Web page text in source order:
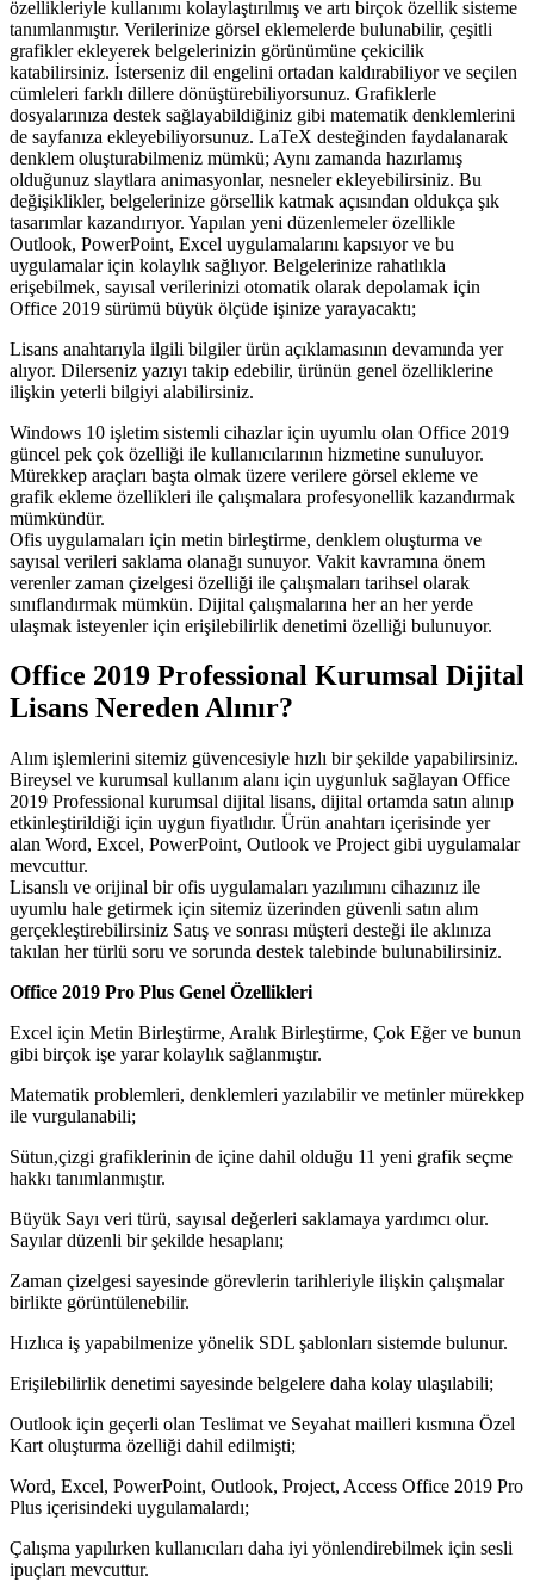
özellikleriyle kullanımı kolaylaştırılmış ve artı birçok özellik sisteme
tanımlanmıştır. Verilerinize görsel eklemelerde bulunabilir, çeşitli
grafikler ekleyerek belgelerinizin görünümüne çekicilik
katabilirsiniz. İsterseniz dil engelini ortadan kaldırabiliyor ve seçilen
cümleleri farklı dillere dönüştürebiliyorsunuz. Grafiklerle
dosyalarınıza destek sağlayabildiğiniz gibi matematik denklemlerini
de sayfanıza ekleyebiliyorsunuz. LaTeX desteğinden faydalanarak
denklem oluşturabilmeniz mümkü; Aynı zamanda hazırlamış
olduğunuz slaytlara animasyonlar, nesneler ekleyebilirsiniz. Bu
değişiklikler, belgelerinize görsellik katmak açısından oldukça şık
tasarımlar kazandırıyor. Yapılan yeni düzenlemeler özellikle
Outlook, PowerPoint, Excel uygulamalarını kapsıyor ve bu
uygulamalar için kolaylık sağlıyor. Belgelerinize rahatlıkla
erişebilmek, sayısal verilerinizi otomatik olarak depolamak için
Office 2019 sürümü büyük ölçüde işinize yarayacaktı;
Lisans anahtarıyla ilgili bilgiler ürün açıklamasının devamında yer
alıyor. Dilerseniz yazıyı takip edebilir, ürünün genel özelliklerine
ilişkin yeterli bilgiyi alabilirsiniz.
Windows 10 işletim sistemli cihazlar için uyumlu olan Office 2019
güncel pek çok özelliği ile kullanıcılarının hizmetine sunuluyor.
Mürekkep araçları başta olmak üzere verilere görsel ekleme ve
grafik ekleme özellikleri ile çalışmalara profesyonellik kazandırmak
mümkündür.
Ofis uygulamaları için metin birleştirme, denklem oluşturma ve
sayısal verileri saklama olanağı sunuyor. Vakit kavramına önem
verenler zaman çizelgesi özelliği ile çalışmaları tarihsel olarak
sınıflandırmak mümkün. Dijital çalışmalarına her an her yerde
ulaşmak isteyenler için erişilebilirlik denetimi özelliği bulunuyor.
Office 2019 Professional Kurumsal Dijital
Lisans Nereden Alınır?
Alım işlemlerini sitemiz güvencesiyle hızlı bir şekilde yapabilirsiniz.
Bireysel ve kurumsal kullanım alanı için uygunluk sağlayan Office
2019 Professional kurumsal dijital lisans, dijital ortamda satın alınıp
etkinleştirildiği için uygun fiyatlıdır. Ürün anahtarı içerisinde yer
alan Word, Excel, PowerPoint, Outlook ve Project gibi uygulamalar
mevcuttur.
Lisanslı ve orijinal bir ofis uygulamaları yazılımını cihazınız ile
uyumlu hale getirmek için sitemiz üzerinden güvenli satın alım
gerçekleştirebilirsiniz Satış ve sonrası müşteri desteği ile aklınıza
takılan her türlü soru ve sorunda destek talebinde bulunabilirsiniz.
Office 2019 Pro Plus Genel Özellikleri
Excel için Metin Birleştirme, Aralık Birleştirme, Çok Eğer ve bunun
gibi birçok işe yarar kolaylık sağlanmıştır.
Matematik problemleri, denklemleri yazılabilir ve metinler mürekkep
ile vurgulanabili;
Sütun,çizgi grafiklerinin de içine dahil olduğu 11 yeni grafik seçme
hakkı tanımlanmıştır.
Büyük Sayı veri türü, sayısal değerleri saklamaya yardımcı olur.
Sayılar düzenli bir şekilde hesaplanı;
Zaman çizelgesi sayesinde görevlerin tarihleriyle ilişkin çalışmalar
birlikte görüntülenebilir.
Hızlıca iş yapabilmenize yönelik SDL şablonları sistemde bulunur.
Erişilebilirlik denetimi sayesinde belgelere daha kolay ulaşılabili;
Outlook için geçerli olan Teslimat ve Seyahat mailleri kısmına Özel
Kart oluşturma özelliği dahil edilmişti;
Word, Excel, PowerPoint, Outlook, Project, Access Office 2019 Pro
Plus içerisindeki uygulamalardı;
Çalışma yapılırken kullanıcıları daha iyi yönlendirebilmek için sesli
ipuçları mevcuttur.